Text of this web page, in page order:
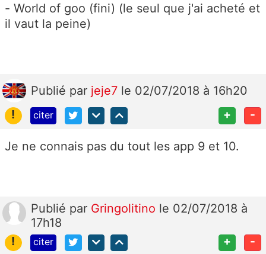
- World of goo (fini) (le seul que j'ai acheté et
il vaut la peine)
Publié par jeje7 le 02/07/2018 à 16h20
!
citer + -
Je ne connais pas du tout les app 9 et 10.
Publié par Gringolitino le 02/07/2018 à
17h18
!
citer + -